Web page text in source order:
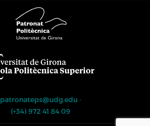
patronateps@udg.edu ·
(+34) 972 41 84 09